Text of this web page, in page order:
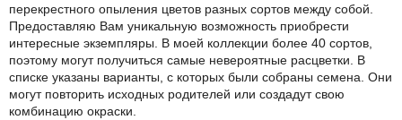
перекрестного опыления цветов разных сортов между собой.
Предоставляю Вам уникальную возможность приобрести
интересные экземпляры. В моей коллекции более 40 сортов,
поэтому могут получиться самые невероятные расцветки. В
списке указаны варианты, с которых были собраны семена. Они
могут повторить исходных родителей или создадут свою
комбинацию окраски.